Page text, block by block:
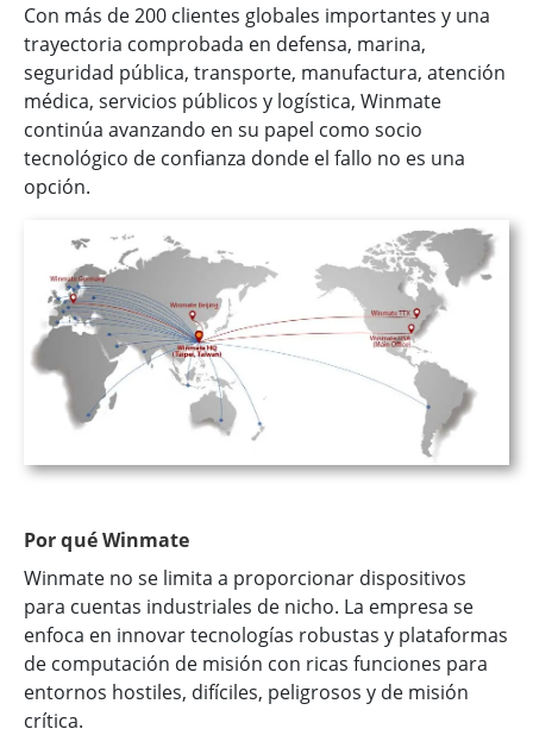
Con más de 200 clientes globales importantes y una
trayectoria comprobada en defensa, marina,
seguridad pública, transporte, manufactura, atención
médica, servicios públicos y logística, Winmate
continúa avanzando en su papel como socio
tecnológico de confianza donde el fallo no es una
opción.
Por qué Winmate
Winmate no se limita a proporcionar dispositivos
para cuentas industriales de nicho. La empresa se
enfoca en innovar tecnologías robustas y plataformas
de computación de misión con ricas funciones para
entornos hostiles, difíciles, peligrosos y de misión
crítica.